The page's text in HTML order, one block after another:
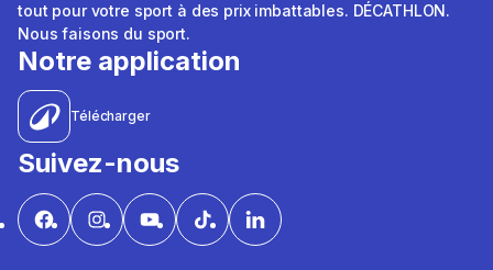
tout pour votre sport à des prix imbattables. DÉCATHLON.
Nous faisons du sport.
Notre application
Télécharger
Suivez-nous